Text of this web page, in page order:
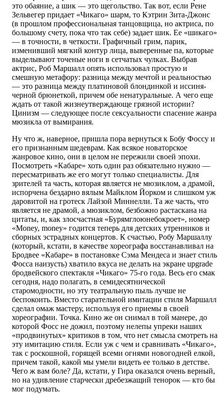
это обаяние, а шик — это щегольство. Так вот, если Рене
Зельвегер придает «Чикаго» шарм, то Кэтрин Зита-Джонс
(в прошлом профессиональная танцовщица, но актриса, по
большому счету, пока что так себе) задает шик. Ее «шикаго»
— в точности, в четкости. Графичный грим, парик,
изменивший мягкий контур лица, выверенные па, которые
выделывают точеные ноги в сетчатых чулках. Выбрав
актрис, Роб Маршалл опять использовал простую и
смешную метафору: разница между мечтой и реальностью
— это разница между платиновой блондинкой и иссиня-
черной брюнеткой, причем обе ненатуральные. А чего еще
ждать от такой жизнеутверждающе грязной истории?
Цинизм — следующее после сексуальности спасение жанра
мюзикла от вымирания.
Ну что ж, наверное, пришла пора вернуться к Бобу Фоссу и
его признанным шедеврам. Как всякое новаторское
жанровое кино, они в целом не пережили своей эпохи.
Посмотреть «Кабаре» хоть один раз обязательно нужно —
пересматривать же его могут только специалисты. Для
зрителей та часть, которая является не мюзиклом, а драмой,
испорчена бездарно вялым Майклом Йорком и слишком уж
даровитой на гротеск Лайзой Миннелли. Та же часть, что
является не драмой, а мюзиклом, безбожно растаскана на
цитаты, и, как злосчастная «Бурямглоюнебокроет», номер
«Money, money» годится теперь для детских утренников и
сборных эстрадных концертов. К счастью, Робу Маршаллу
(который, кстати, в качестве хореографа восстанавливал на
Бродвее «Кабаре» в постановке Сэма Мендеса и знает стиль
Фосса наизусть) хватило вкуса не делать на экране upgrade
бродвейского спектакля «Чикаго» 75-го года. Весь его смак
сегодня, надо полагать, в семидесятнической
старомодности, но эту театральную пыль лучше не
беспокоить. Вместо старательной имитации стиля Маршалл
сделал омаж мастеру, используя его приемы в своей
хореографии. Точка. Кино же он снимал в той манере, до
которой Фосс не дожил, поэтому нелепы упреки наших
«продвинутых» критиков в том, что нет смысла смотреть на
эту имитацию стиля. Если уж с чем и сравнивать «Чикаго»,
так с роскошной, горящей всеми огнями новогодней елкой,
причем такой, какой мы умели видеть ее только в детстве.
Чего ж вам боле? Да, кстати, у Гира оказался очень верный,
но на удивление старчески дребезжащий тенорок — кто бы
мог подумать.